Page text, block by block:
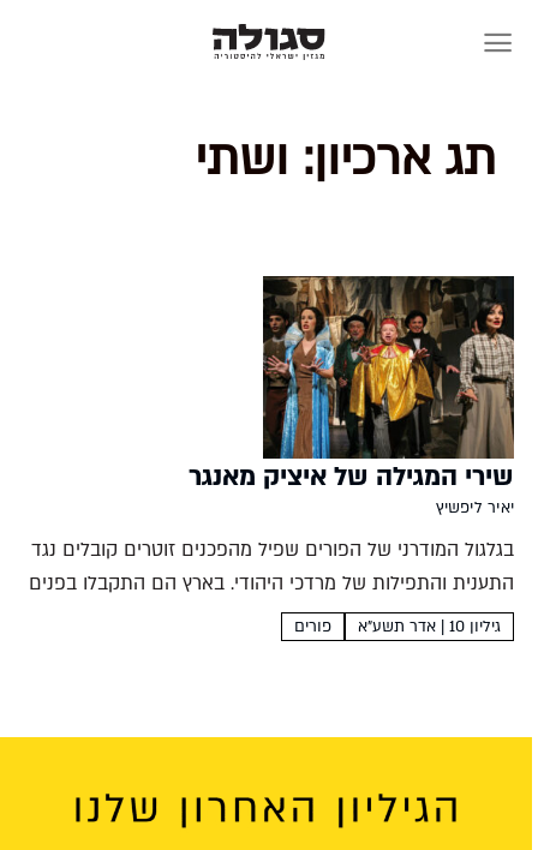
תג ארכיון: ושתי
שירי המגילה של איציק מאנגר
יאיר ליפשיץ
בגלגול המודרני של הפורים שפיל מהפכנים זוטרים קובלים נגד
התענית והתפילות של מרדכי היהודי. בארץ הם התקבלו בפנים
חמוצות- לא בגלל שהמסר החתרני אלא בשל התרבות היידית
גיליון 10 | אדר תשע"א פורים